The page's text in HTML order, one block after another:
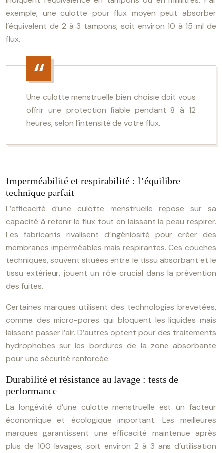
exemple, une culotte pour flux moyen peut absorber
l’équivalent de 2 à 3 tampons, soit environ 10 à 15 ml de
flux.
Une culotte menstruelle bien choisie doit vous
offrir une protection fiable pendant 8 à 12
heures, selon l’intensité de votre flux.
Imperméabilité et respirabilité : l’équilibre
technique parfait
L’efficacité d’une culotte menstruelle repose sur sa
capacité à retenir le flux tout en laissant la peau respirer.
Les fabricants rivalisent d’ingéniosité pour créer des
membranes imperméables mais respirantes. Ces couches
techniques, souvent situées entre le tissu absorbant et le
tissu extérieur, jouent un rôle crucial dans la prévention
des fuites.
Certaines marques utilisent des technologies brevetées,
comme des micro-pores qui bloquent les liquides mais
laissent passer l’air. D’autres optent pour des traitements
hydrophobes sur les bordures de la zone absorbante
pour une sécurité renforcée.
Durabilité et résistance au lavage : tests de
performance
La longévité d’une culotte menstruelle est un facteur
économique et écologique important. Les meilleures
marques garantissent une efficacité maintenue après
plus de 100 lavages, soit environ 2 à 3 ans d’utilisation